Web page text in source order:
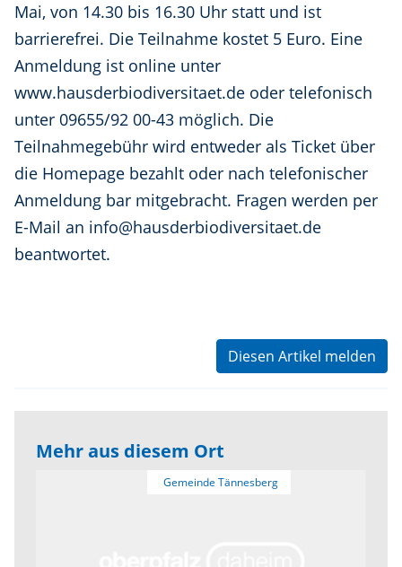
Mai, von 14.30 bis 16.30 Uhr statt und ist
barrierefrei. Die Teilnahme kostet 5 Euro. Eine
Anmeldung ist online unter
www.hausderbiodiversitaet.de oder telefonisch
unter 09655/92 00-43 möglich. Die
Teilnahmegebühr wird entweder als Ticket über
die Homepage bezahlt oder nach telefonischer
Anmeldung bar mitgebracht. Fragen werden per
E-Mail an info@hausderbiodiversitaet.de
beantwortet.
Diesen Artikel melden
Mehr aus diesem Ort
Gemeinde Tännesberg